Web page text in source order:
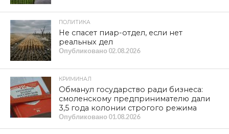
ПОЛИТИКА
Не спасет пиар-отдел, если нет
реальных дел
Опубликовано 02.08.2026
КРИМИНАЛ
Обманул государство ради бизнеса:
смоленскому предпринимателю дали
3,5 года колонии строгого режима
Опубликовано 01.08.2026